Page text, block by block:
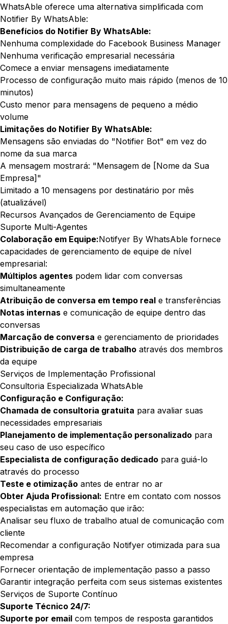
WhatsAble oferece uma alternativa simplificada com
Notifier By WhatsAble:
Benefícios do Notifier By WhatsAble:
Nenhuma complexidade do Facebook Business Manager
Nenhuma verificação empresarial necessária
Comece a enviar mensagens imediatamente
Processo de configuração muito mais rápido (menos de 10
minutos)
Custo menor para mensagens de pequeno a médio
volume
Limitações do Notifier By WhatsAble:
Mensagens são enviadas do "Notifier Bot" em vez do
nome da sua marca
A mensagem mostrará: "Mensagem de [Nome da Sua
Empresa]"
Limitado a 10 mensagens por destinatário por mês
(atualizável)
Recursos Avançados de Gerenciamento de Equipe
Suporte Multi-Agentes
Colaboração em Equipe:Notifyer By WhatsAble fornece
capacidades de gerenciamento de equipe de nível
empresarial:
Múltiplos agentes podem lidar com conversas
simultaneamente
Atribuição de conversa em tempo real e transferências
Notas internas e comunicação de equipe dentro das
conversas
Marcação de conversa e gerenciamento de prioridades
Distribuição de carga de trabalho através dos membros
da equipe
Serviços de Implementação Profissional
Consultoria Especializada WhatsAble
Configuração e Configuração:
Chamada de consultoria gratuita para avaliar suas
necessidades empresariais
Planejamento de implementação personalizado para
seu caso de uso específico
Especialista de configuração dedicado para guiá-lo
através do processo
Teste e otimização antes de entrar no ar
Obter Ajuda Profissional: Entre em contato com nossos
especialistas em automação que irão:
Analisar seu fluxo de trabalho atual de comunicação com
cliente
Recomendar a configuração Notifyer otimizada para sua
empresa
Fornecer orientação de implementação passo a passo
Garantir integração perfeita com seus sistemas existentes
Serviços de Suporte Contínuo
Suporte Técnico 24/7:
Suporte por email com tempos de resposta garantidos